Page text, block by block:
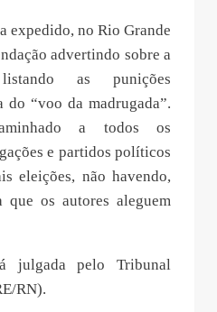
expedido, no Rio Grande
advertindo sobre a
as punições
do “voo da madrugada”.
a todos os
e partidos políticos
eleições, não havendo,
que os autores aleguem
julgada pelo Tribunal
RN).